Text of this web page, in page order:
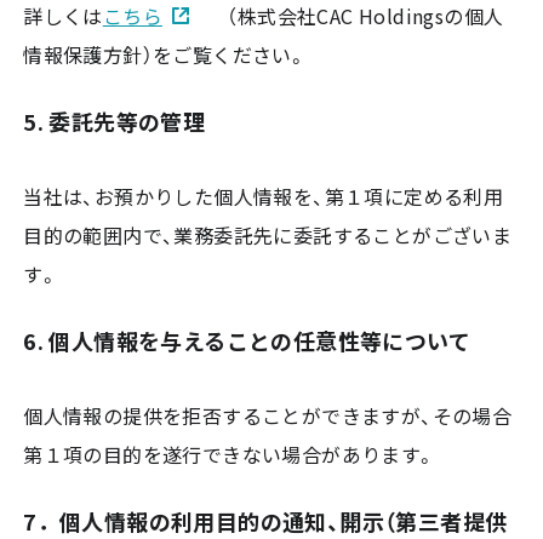
詳しくはこちら
（株式会社CAC Holdingsの個人
情報保護方針）をご覧ください。
5. 委託先等の管理
当社は、お預かりした個人情報を、第１項に定める利用
目的の範囲内で、業務委託先に委託することがございま
す。
6. 個人情報を与えることの任意性等について
個人情報の提供を拒否することができますが、その場合
第１項の目的を遂行できない場合があります。
7．個人情報の利用目的の通知、開示（第三者提供